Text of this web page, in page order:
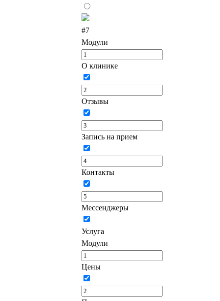
#7
Модули
О клинике
Отзывы
Запись на прием
Контакты
Мессенджеры
Услуга
Модули
Цены